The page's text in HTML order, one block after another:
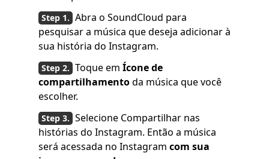
Abra o SoundCloud para
pesquisar a música que deseja adicionar à
sua história do Instagram.
Toque em Ícone de
compartilhamentoda música que você
escolher.
Selecione Compartilhar nas
histórias do Instagram. Então a música
será acessada no Instagram com sua